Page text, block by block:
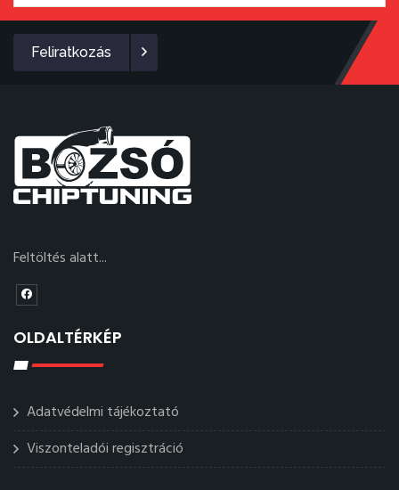
Feliratkozás
Feltöltés alatt...
OLDALTÉRKÉP
Adatvédelmi tájékoztató
Viszonteladói regisztráció